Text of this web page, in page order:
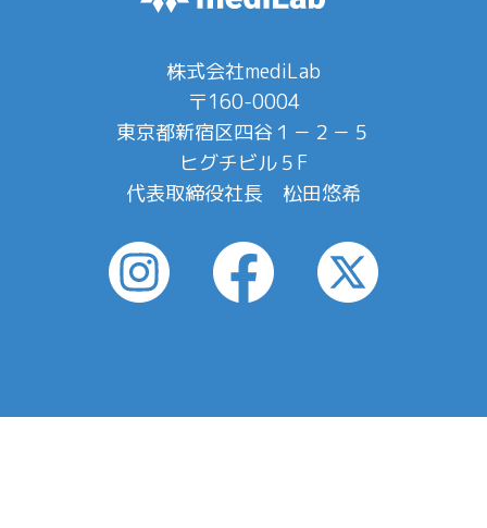
株式会社mediLab
〒160-0004
東京都新宿区四谷１－２－５
ヒグチビル５F
代表取締役社長 松田悠希